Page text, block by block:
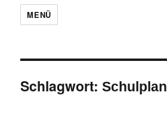
MENÜ
Schlagwort: